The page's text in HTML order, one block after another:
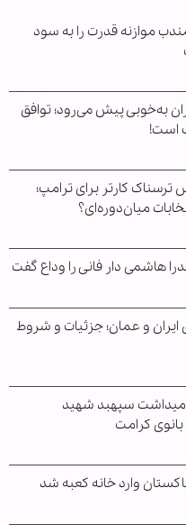
موازنه قدرت را به سود
به‌خوبی پیش می‌رود؛ توافق
است!
ترسناک کارتر برای ترامپ؛
میان‌دوره‌ای؟
هاشمی دار فانی را وداع گفت
ایران و عمان؛ جزئیات و شروط
سپهبد شهید
کرامت
وارد خانه کعبه شد